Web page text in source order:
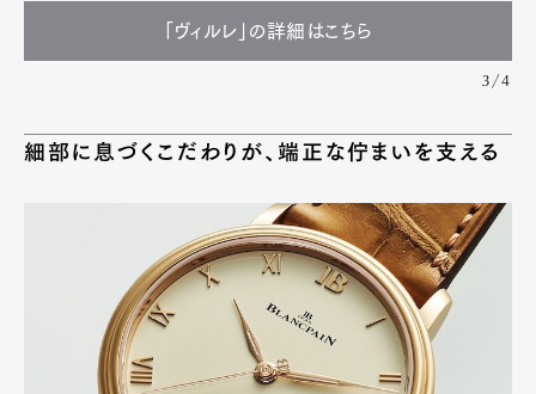
「ヴィルレ」の詳細はこちら
3/4
細部に息づくこだわりが、端正な佇まいを支える